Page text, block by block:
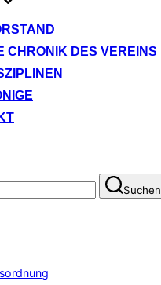
CHRONIK DES VEREINS
Suchen